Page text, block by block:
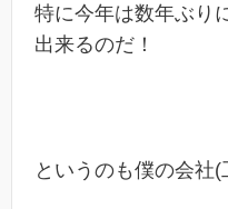
特に今年は数年ぶり
出来るのだ！
というのも僕の会社(